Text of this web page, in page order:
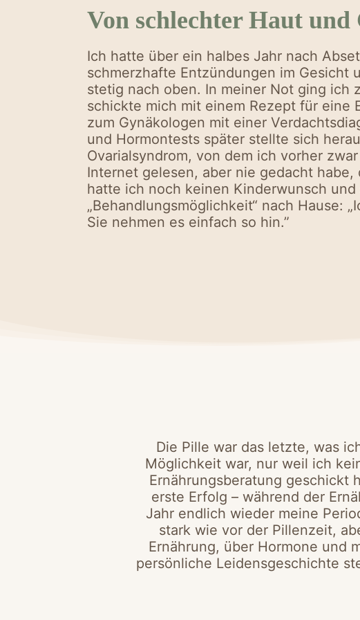
Von schlechter Haut
Ich hatte über ein halbes Jahr nach
schmerzhafte Entzündungen im Gesicht
stetig nach oben. In meiner Not ging ich
schickte mich mit einem Rezept für eine
zum Gynäkologen mit einer
und Hormontests später stellte sich
Ovarialsyndrom, von dem ich vorher
Internet gelesen, aber nie gedacht
hatte ich noch keinen Kinderwunsch
„Behandlungsmöglichkeit“ nach Hause:
Sie nehmen es einfach so hin.”
Die Pille war das letzte, was
Möglichkeit war, nur weil ich
Ernährungsberatung geschickt
erste Erfolg – während der
Jahr endlich wieder meine
stark wie vor der Pillenzeit,
Ernährung, über Hormone und
persönliche Leidensgeschichte